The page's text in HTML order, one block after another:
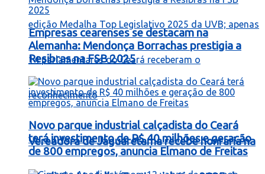
Vereadora de Jaguaretama recebe honraria na
Empresas cearenses se destacam na
Alemanha: Mendonça Borrachas prestigia a
Resibras na FSB 2025
Novo parque industrial calçadista do Ceará
terá investimento de R$ 40 milhões e geração
de 800 empregos, anuncia Elmano de Freitas